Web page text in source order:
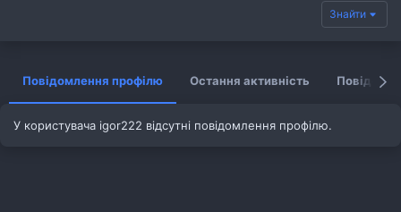
Знайти
Повідомлення профілю Остання активність
У користувача igor222 відсутні повідомлення профілю.